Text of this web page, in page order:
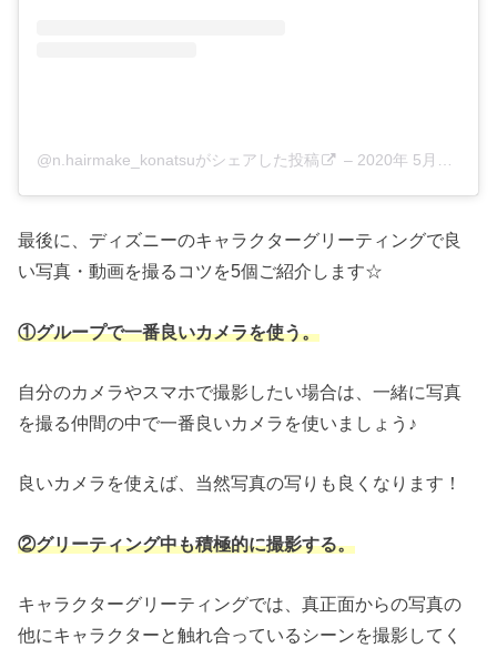
@n.hairmake_konatsuがシェアした投稿 – 2020年 5月月4日午前8時32分PDT
最後に、ディズニーのキャラクターグリーティングで良
い写真・動画を撮るコツを5個ご紹介します☆
①グループで一番良いカメラを使う。
自分のカメラやスマホで撮影したい場合は、一緒に写真
を撮る仲間の中で一番良いカメラを使いましょう♪
良いカメラを使えば、当然写真の写りも良くなります！
②グリーティング中も積極的に撮影する。
キャラクターグリーティングでは、真正面からの写真の
他にキャラクターと触れ合っているシーンを撮影してく